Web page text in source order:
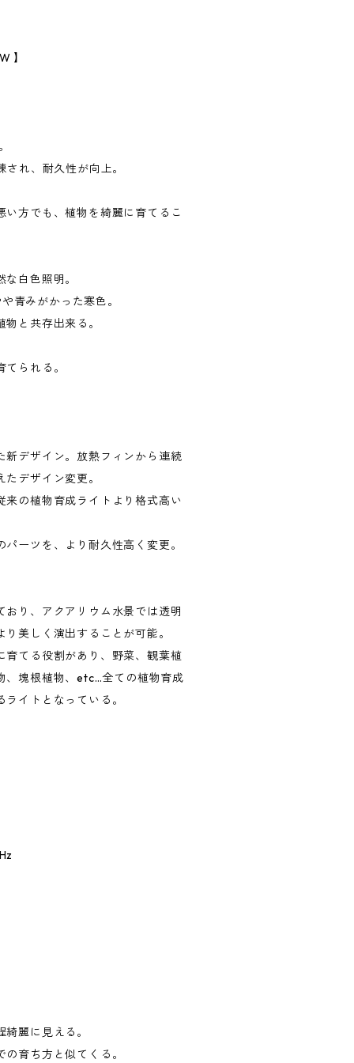
】
れ、耐久性が向上。
方でも、植物を綺麗に育てるこ
白色照明。
青みがかった寒色。
と共存出来る。
られる。
新デザイン。放熱フィンから連続
デザイン変更。
来の植物育成ライトより格式高い
ーツを、より耐久性高く変更。
り、アクアリウム水景では透明
美しく演出することが可能。
育てる役割があり、野菜、観葉植
、塊根植物、etc…全ての植物育成
イトとなっている。
麗に見える。
育ち方と似てくる。